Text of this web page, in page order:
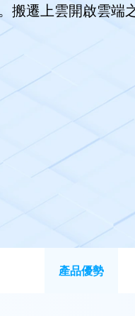
搬遷上雲開啟雲端
產品優勢